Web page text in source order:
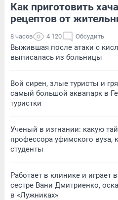
Как приготовить
рецептов от
8 часов 4 120 Обсудить
Выжившая после атаки с
выписалась из больницы
Вой сирен, злые туристы и
самый большой аквапарк в
туристки
Ученый в изгнании: какую
профессора уфимского вуза,
студенты
Работает в клинике и играет
сестре Вани Дмитриенко,
в «Лужниках»